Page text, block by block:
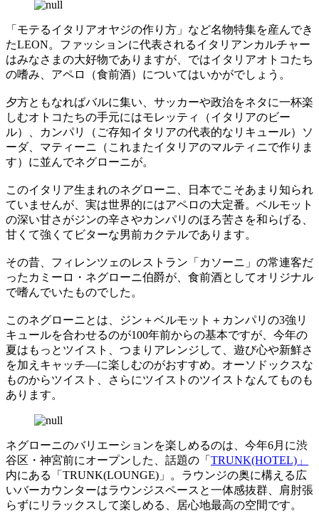
「モテるイタリアオヤジの作り方」など名物特集を産んでき
たLEON。ファッションに代表されるイタリアンカルチャー
はみなさまの大好物でありますが、ではイタリアオトコたち
の嗜み、アペロ（食前酒）についてはいかがでしょう。
夕方ともなればバルに集い、サッカーや政治をネタに一杯楽
しむオトコたちの手元にはモレッティ（イタリアのビー
ル）、カンパリ（ご存知イタリアの代表的なリキュール）ソ
ーダ、マティーニ（これまたイタリアのマルティニで作りま
す）に並んでネグローニが。
このイタリア生まれのネグローニ、日本でこそあまり知られ
ていませんが、実は世界的にはアペロの大定番。ベルモット
の深い甘さがジンの辛さやカンパリのほろ苦さを和らげる、
甘くて強くてビターな男前カクテルであります。
その昔、フィレンツェのレストラン「カソーニ」の常連客だ
ったカミーロ・ネグローニ伯爵が、食前酒としてオリジナル
で嗜んでいたものでした。
このネグローニとは、ジン＋ベルモット＋カンパリの3強リ
キュールを合わせるのが100年前からの基本ですが、今年の
夏はもっとツイスト、つまりアレンジして、遊び心や新鮮さ
を加えキャッチ―に楽しむのがおすすめ。オーソドックスな
ものからツイスト、さらにツイストのツイストなんてものも
あります。
ネグローニのバリエーションを楽しめるのは、今年6月に渋
谷区・神宮前にオープンした、話題の「 TRUNK(HOTEL)」
内にある「TRUNK(LOUNGE)」。ラウンジの奥に構える広
いバーカウンターはラウンジスペースと一体感抜群、肩肘張
らずにリラックスして楽しめる、居心地最高の空間です。